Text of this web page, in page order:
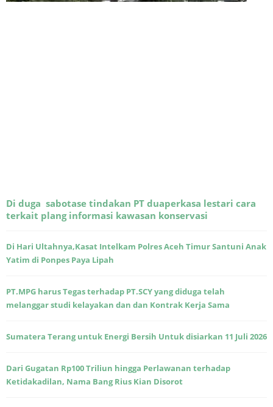
Di duga sabotase tindakan PT duaperkasa lestari cara
terkait plang informasi kawasan konservasi
Di Hari Ultahnya,Kasat Intelkam Polres Aceh Timur Santuni Anak
Yatim di Ponpes Paya Lipah
PT.MPG harus Tegas terhadap PT.SCY yang diduga telah
melanggar studi kelayakan dan dan Kontrak Kerja Sama
Sumatera Terang untuk Energi Bersih Untuk disiarkan 11 Juli 2026
Dari Gugatan Rp100 Triliun hingga Perlawanan terhadap
Ketidakadilan, Nama Bang Rius Kian Disorot